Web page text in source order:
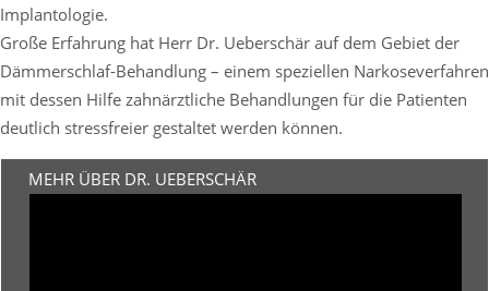
Implantologie.
Große Erfahrung hat Herr Dr. Ueberschär auf dem Gebiet der
Dämmerschlaf-Behandlung – einem speziellen Narkoseverfahren
mit dessen Hilfe zahnärztliche Behandlungen für die Patienten
deutlich stressfreier gestaltet werden können.
MEHR ÜBER DR. UEBERSCHÄR